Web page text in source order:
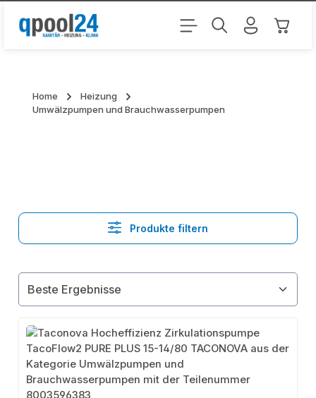
Zum Hauptinhalt springen
Home
Heizung
Umwälzpumpen und Brauchwasserpumpen
Produkte filtern